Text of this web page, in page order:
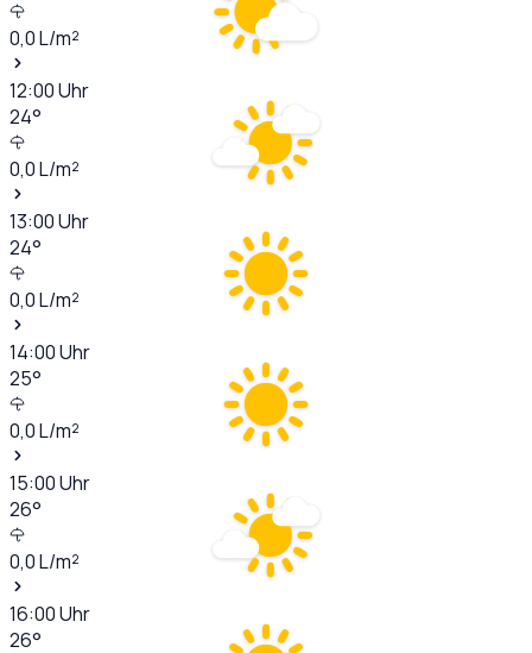
0,0L/m²
12:00Uhr
24°
0,0L/m²
13:00Uhr
24°
0,0L/m²
14:00Uhr
25°
0,0L/m²
15:00Uhr
26°
0,0L/m²
16:00Uhr
26°